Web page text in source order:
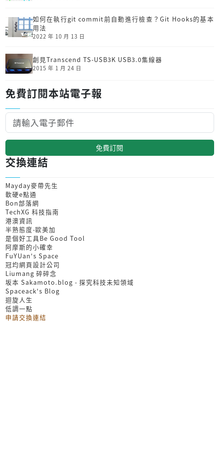
如何在執行git commit前自動進行檢查？Git Hooks的基本
用法
2022 年 10 月 13 日
創見Transcend TS-USB3K USB3.0集線器
2015 年 1 月 24 日
免費訂閱本站電子報
免費訂閱
交換連結
Mayday麥帶先生
軟硬e點通
Bon部落網
TechXG 科技指南
港澳資訊
半熟態度-歐美加
是個好工具Be Good Tool
阿摩斯的小確幸
FuYUan's Space
冠均網頁設計公司
Liumang 碎碎念
坂本 Sakamoto.blog - 探究科技未知領域
Spaceack's Blog
迴旋人生
低調一點
申請交換連結